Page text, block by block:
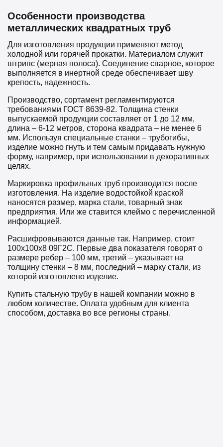
Особенности производства
металлических квадратных труб
Для изготовления продукции применяют метод
холодной или горячей прокатки. Материалом служит
штрипс (мерная полоса). Соединение сварное, которое
выполняется в инертной среде обеспечивает шву
крепость, надежность.
Производство, сортамент регламентируются
требованиями ГОСТ 8639-82. Толщина стенки
выпускаемой продукции составляет от 1 до 12 мм,
длина – 6-12 метров, сторона квадрата – не менее 6
мм. Используя специальные станки – трубогибы,
изделие можно гнуть и тем самым придавать нужную
форму, например, при использовании в декоративных
целях.
Маркировка профильных труб производится после
изготовления. На изделие водостойкой краской
наносятся размер, марка стали, товарный знак
предприятия. Или же ставится клеймо с перечисленной
информацией.
Расшифровываются данные так. Например, стоит
100х100х8 09Г2С. Первые два показателя говорят о
размере ребер – 100 мм, третий – указывает на
толщину стенки – 8 мм, последний – марку стали, из
которой изготовлено изделие.
Купить стальную трубу в нашей компании можно в
любом количестве. Оплата удобным для клиента
способом, доставка во все регионы страны.